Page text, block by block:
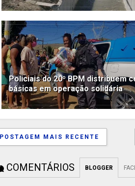
Policiais do 20º BPM distribuem
básicas em operação solidária
POSTAGEM MAIS RECENTE
COMENTÁRIOS BLOGGER